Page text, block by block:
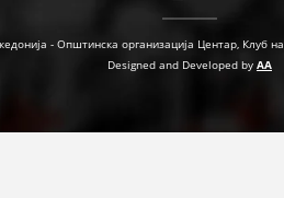
ПОСТЕРИ
- Општинска организација Центар, Клуб
Designed and Developed by AA